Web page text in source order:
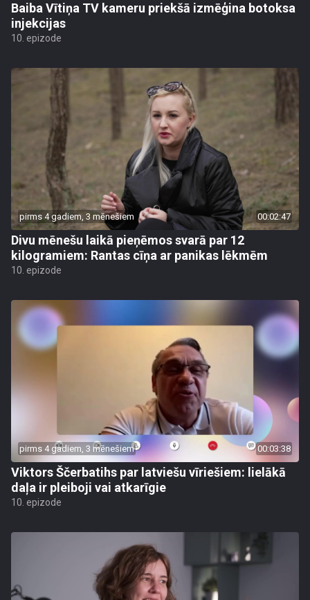
Baiba Vītiņa TV kameru priekšā izmēģina botoksa
injekcijas
10. epizode
pirms 4 gadiem, 3 mēnešiem 00:02:47
Divu mēnešu laikā pieņēmos svarā par 12
kilogramiem: Rantas cīņa ar panikas lēkmēm
10. epizode
pirms 4 gadiem, 3 mēnešiem 00:03:38
Viktors Ščerbatihs par latviešu vīriešiem: lielākā
daļa ir pleiboji vai atkarīgie
10. epizode